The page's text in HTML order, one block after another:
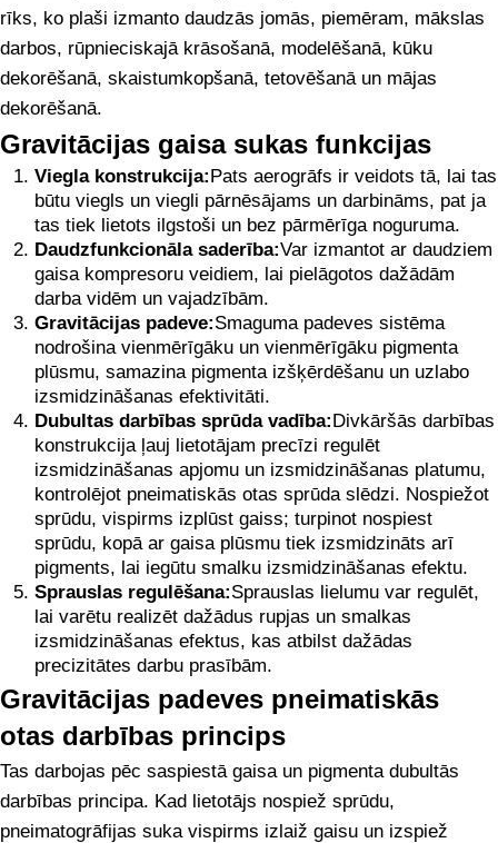
rīks, ko plaši izmanto daudzās jomās, piemēram, mākslas
darbos, rūpnieciskajā krāsošanā, modelēšanā, kūku
dekorēšanā, skaistumkopšanā, tetovēšanā un mājas
dekorēšanā.
Gravitācijas gaisa sukas funkcijas
Viegla konstrukcija:Pats aerogrāfs ir veidots tā, lai tas
būtu viegls un viegli pārnēsājams un darbināms, pat ja
tas tiek lietots ilgstoši un bez pārmērīga noguruma.
Daudzfunkcionāla saderība:Var izmantot ar daudziem
gaisa kompresoru veidiem, lai pielāgotos dažādām
darba vidēm un vajadzībām.
Gravitācijas padeve:Smaguma padeves sistēma
nodrošina vienmērīgāku un vienmērīgāku pigmenta
plūsmu, samazina pigmenta izšķērdēšanu un uzlabo
izsmidzināšanas efektivitāti.
Dubultas darbības sprūda vadība:Divkāršās darbības
konstrukcija ļauj lietotājam precīzi regulēt
izsmidzināšanas apjomu un izsmidzināšanas platumu,
kontrolējot pneimatiskās otas sprūda slēdzi. Nospiežot
sprūdu, vispirms izplūst gaiss; turpinot nospiest
sprūdu, kopā ar gaisa plūsmu tiek izsmidzināts arī
pigments, lai iegūtu smalku izsmidzināšanas efektu.
Sprauslas regulēšana:Sprauslas lielumu var regulēt,
lai varētu realizēt dažādus rupjas un smalkas
izsmidzināšanas efektus, kas atbilst dažādas
precizitātes darbu prasībām.
Gravitācijas padeves pneimatiskās
otas darbības princips
Tas darbojas pēc saspiestā gaisa un pigmenta dubultās
darbības principa. Kad lietotājs nospiež sprūdu,
pneimatogrāfijas suka vispirms izlaiž gaisu un izspiež